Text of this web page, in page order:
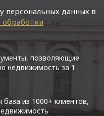
персональных данных в
обработки
позволяющие
недвижимость за 1
база из 1000+ клиентов,